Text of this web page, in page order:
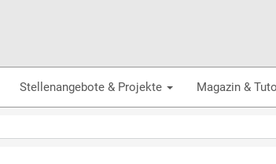
Stellenangebote & Projekte Magazin &